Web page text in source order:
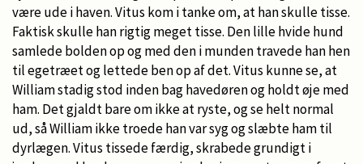
være ude i haven. Vitus kom i tanke om, at han skulle tisse.
Faktisk skulle han rigtig meget tisse. Den lille hvide hund
samlede bolden op og med den i munden travede han hen
til egetræet og lettede ben op af det. Vitus kunne se, at
William stadig stod inden bag havedøren og holdt øje med
ham. Det gjaldt bare om ikke at ryste, og se helt normal
ud, så William ikke troede han var syg og slæbte ham til
dyrlægen. Vitus tissede færdig, skrabede grundigt i